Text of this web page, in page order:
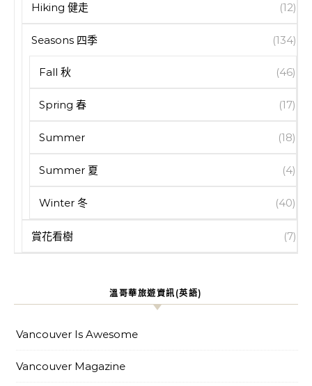
Hiking 健走 (12)
Seasons 四季 (134)
Fall 秋 (46)
Spring 春 (17)
Summer (18)
Summer 夏 (4)
Winter 冬 (40)
賞花看樹 (7)
溫哥華旅遊資訊(英語)
Vancouver Is Awesome
Vancouver Magazine